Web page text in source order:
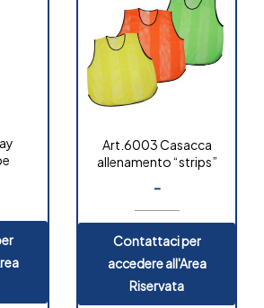
Art.6003 Casacca
allenamento “strips”
-
Contattaci per
accedere all'Area
Riservata